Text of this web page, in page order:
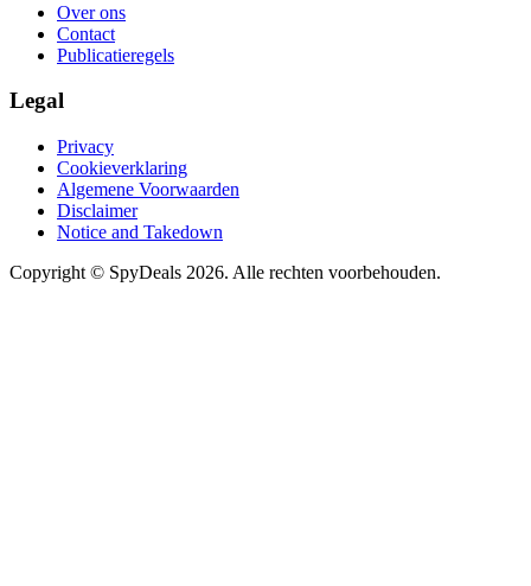
Over ons
Contact
Publicatieregels
Legal
Privacy
Cookieverklaring
Algemene Voorwaarden
Disclaimer
Notice and Takedown
Copyright © SpyDeals 2026. Alle rechten voorbehouden.